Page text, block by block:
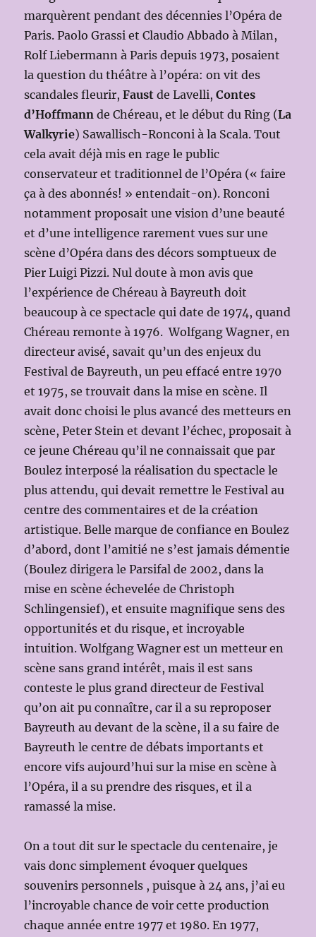
marquèrent pendant des décennies l’Opéra de
Paris. Paolo Grassi et Claudio Abbado à Milan,
Rolf Liebermann à Paris depuis 1973, posaient
la question du théâtre à l’opéra: on vit des
scandales fleurir,Faust de Lavelli,Contes
d’Hoffmann de Chéreau, et le début du Ring (La
Walkyrie) Sawallisch-Ronconi à la Scala. Tout
cela avait déjà mis en rage le public
conservateur et traditionnel de l’Opéra (« faire
ça à des abonnés! » entendait-on). Ronconi
notamment proposait une vision d’une beauté
et d’une intelligence rarement vues sur une
scène d’Opéra dans des décors somptueux de
Pier Luigi Pizzi. Nul doute à mon avis que
l’expérience de Chéreau à Bayreuth doit
beaucoup à ce spectacle qui date de 1974, quand
Chéreau remonte à 1976. Wolfgang Wagner, en
directeur avisé, savait qu’un des enjeux du
Festival de Bayreuth, un peu effacé entre 1970
et 1975, se trouvait dans la mise en scène. Il
avait donc choisi le plus avancé des metteurs en
scène, Peter Stein et devant l’échec, proposait à
ce jeune Chéreau qu’il ne connaissait que par
Boulez interposé la réalisation du spectacle le
plus attendu, qui devait remettre le Festival au
centre des commentaires et de la création
artistique. Belle marque de confiance en Boulez
d’abord, dont l’amitié ne s’est jamais démentie
(Boulez dirigera le Parsifal de 2002, dans la
mise en scène échevelée de Christoph
Schlingensief), et ensuite magnifique sens des
opportunités et du risque, et incroyable
intuition. Wolfgang Wagner est un metteur en
scène sans grand intérêt, mais il est sans
conteste le plus grand directeur de Festival
qu’on ait pu connaître, car il a su reproposer
Bayreuth au devant de la scène, il a su faire de
Bayreuth le centre de débats importants et
encore vifs aujourd’hui sur la mise en scène à
l’Opéra, il a su prendre des risques, et il a
ramassé la mise.
On a tout dit sur le spectacle du centenaire, je
vais donc simplement évoquer quelques
souvenirs personnels , puisque à 24 ans, j’ai eu
l’incroyable chance de voir cette production
chaque année entre 1977 et 1980. En 1977,